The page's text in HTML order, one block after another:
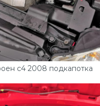
с4 2008 подкапотка